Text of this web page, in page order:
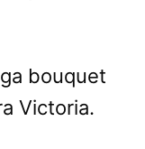
bouquet
Victoria.